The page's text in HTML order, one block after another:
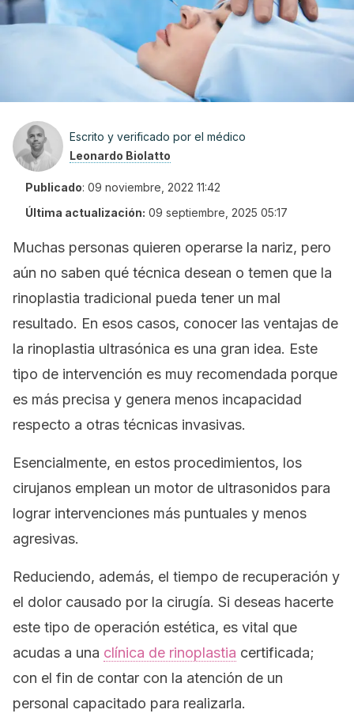
Escrito y verificado por el médico
Leonardo Biolatto
Publicado: 09 noviembre, 2022 11:42
Última actualización: 09 septiembre, 2025 05:17
Muchas personas quieren operarse la nariz, pero
aún no saben qué técnica desean o temen que la
rinoplastia tradicional pueda tener un mal
resultado. En esos casos, conocer las ventajas de
la rinoplastia ultrasónica es una gran idea. Este
tipo de intervención es muy recomendada porque
es más precisa y genera menos incapacidad
respecto a otras técnicas invasivas.
Esencialmente, en estos procedimientos, los
cirujanos emplean un motor de ultrasonidos para
lograr intervenciones más puntuales y menos
agresivas.
Reduciendo, además, el tiempo de recuperación y
el dolor causado por la cirugía. Si deseas hacerte
este tipo de operación estética, es vital que
acudas a una clínica de rinoplastia certificada;
con el fin de contar con la atención de un
personal capacitado para realizarla.